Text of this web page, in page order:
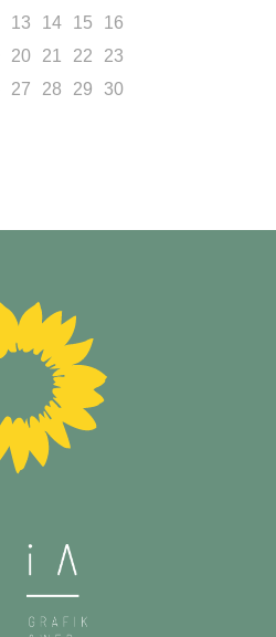
13 14 15
16
20 21 22
23
27 28 29
30